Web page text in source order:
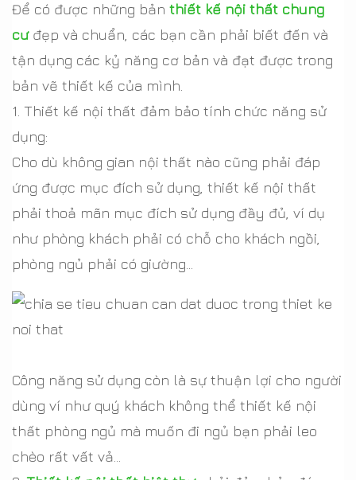
Để có được những bản thiết kế nội thất chung
cư đẹp và chuẩn, các bạn cần phải biết đến và
tận dụng các kỷ năng cơ bản và đạt được trong
bản vẽ thiết kế của mình.
1. Thiết kế nội thất đảm bảo tính chức năng sử
dụng:
Cho dù không gian nội thất nào cũng phải đáp
ứng được mục đích sử dụng, thiết kế nội thất
phải thoả mãn mục đích sử dụng đầy đủ, ví dụ
như phòng khách phải có chỗ cho khách ngồi,
phòng ngủ phải có giường…
Công năng sử dụng còn là sự thuận lợi cho người
dùng ví như quý khách không thể thiết kế nội
thất phòng ngủ mà muốn đi ngủ bạn phải leo
chèo rất vất vả…